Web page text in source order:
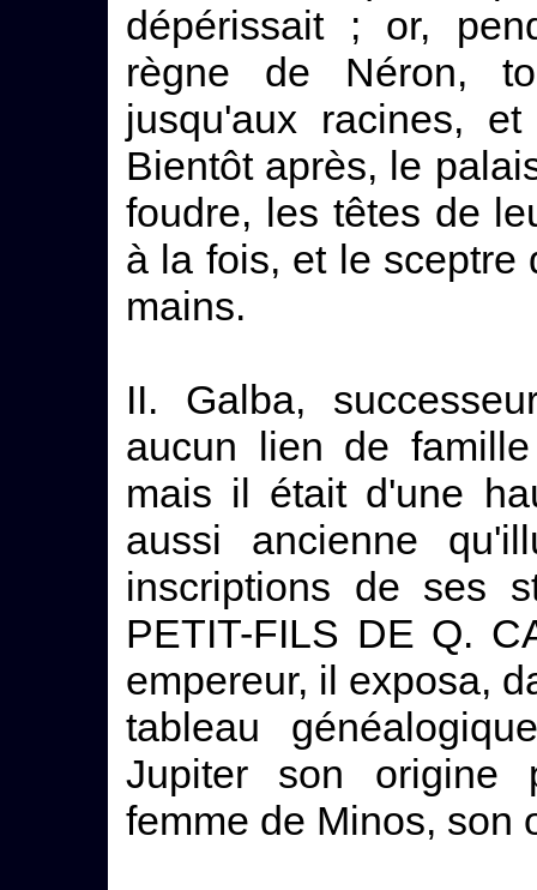
dépérissait ; or,
règne de Néron,
jusqu'aux racines,
Bientôt après, le
foudre, les têtes de
à la fois, et le sceptre
mains.
II. Galba,
aucun lien de
mais il était d'une
aussi ancienne
inscriptions de ses
PETIT-FILS DE Q.
empereur, il exposa,
tableau
Jupiter son origine
femme de Minos, son